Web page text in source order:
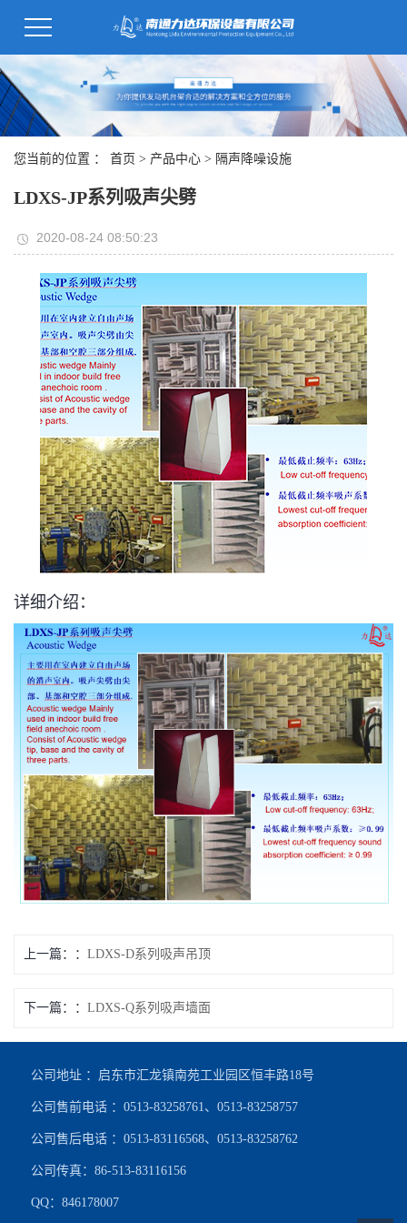
您当前的位置 ： 首页 > 产品中心 > 隔声降噪设施
LDXS-JP系列吸声尖劈
2020-08-24 08:50:23
详细介绍：
上一篇： LDXS-D系列吸声吊顶
下一篇： LDXS-Q系列吸声墙面
公司地址 ：启东市汇龙镇南苑工业园区恒丰路18号
公司售前电话 ：0513-83258761、0513-83258757
公司售后电话 ：0513-83116568、0513-83258762
公司传真：86-513-83116156
QQ：846178007